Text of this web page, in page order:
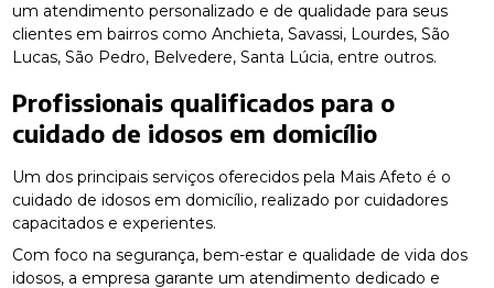
um atendimento personalizado e de qualidade para seus
clientes em bairros como Anchieta, Savassi, Lourdes, São
Lucas, São Pedro, Belvedere, Santa Lúcia, entre outros.
Profissionais qualificados para o
cuidado de idosos em domicílio
Um dos principais serviços oferecidos pela Mais Afeto é o
cuidado de idosos em domicílio, realizado por cuidadores
capacitados e experientes.
Com foco na segurança, bem-estar e qualidade de vida dos
idosos, a empresa garante um atendimento dedicado e